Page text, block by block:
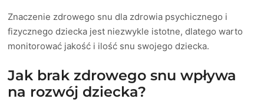
Znaczenie zdrowego snu dla zdrowia psychicznego i
fizycznego dziecka jest niezwykle istotne, dlatego warto
monitorować jakość i ilość snu swojego dziecka.
Jak brak zdrowego snu wpływa
na rozwój dziecka?